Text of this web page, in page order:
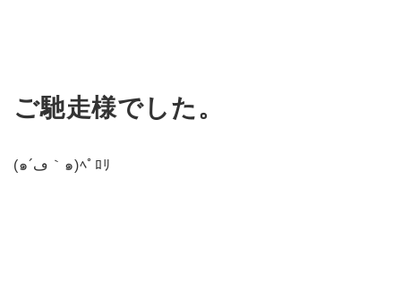
ご馳走様でした。
(๑´ڡ｀๑)ﾍﾟﾛﾘ